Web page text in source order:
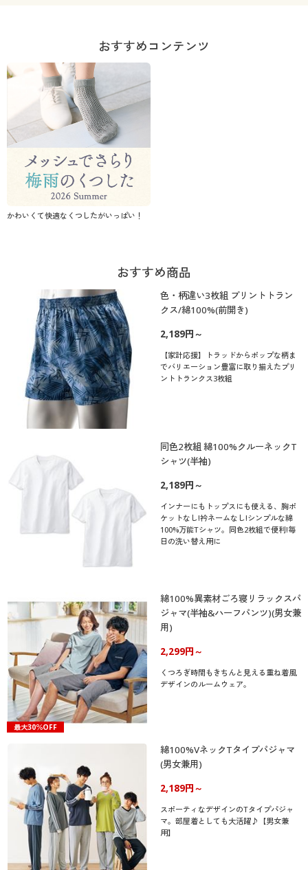
おすすめコンテンツ
かわいくて快適なくつしたがいっぱい！
おすすめ商品
色・柄違い3枚組 プリントトラン
クス/綿100%(前開き)
2,189円～
【家計応援】トラッドからポップな柄ま
でバリエーション豊富に取り揃えたプリ
ントトランクス3枚組
同色2枚組 綿100%クルーネックT
シャツ(半袖)
2,189円～
インナーにもトップスにも使える、胸ポ
ケットなし!衿ネームなし!シンプルな綿
100%万能Tシャツ。同色2枚組で便利!毎
日の洗い替え用に
最大30％OFF
綿100%異素材ごろ寝リラックスパ
ジャマ(半袖&ハーフパンツ)(男女兼
用)
2,299円～
くつろぎ時間もきちんと見える重ね着風
デザインのルームウェア。
綿100%VネックTタイプパジャマ
(男女兼用)
2,189円～
スポーティなデザインのTタイプパジャ
マ。部屋着としても大活躍♪【男女兼
用】